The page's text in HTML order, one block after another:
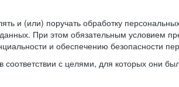
и (или) поручать обработку
При этом обязательным условием
и обеспечению безопасности
с целями, для которых они